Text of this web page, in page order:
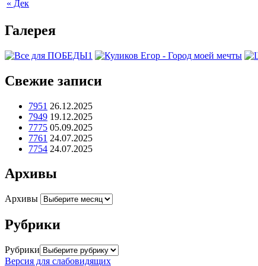
« Дек
Галерея
Свежие записи
7951 26.12.2025
7949 19.12.2025
7775 05.09.2025
7761 24.07.2025
7754 24.07.2025
Архивы
Архивы
Рубрики
Рубрики
Версия для слабовидящих